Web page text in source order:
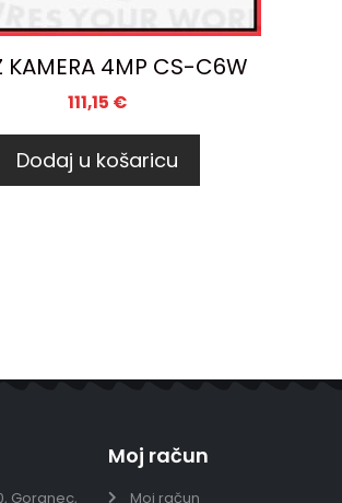
KAMERA 4MP CS-C6W
111,15 €
Dodaj u košaricu
Goranec,
Moj račun
Moj račun